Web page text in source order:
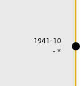
1941-10
- *